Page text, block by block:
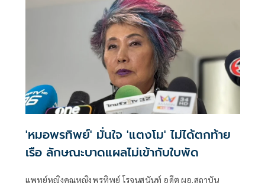
ยื่นตรงต่ออธิบดีกรมสอบสวนคดีพิเศษ (ดีเอสไอ)
'หมอพรทิพย์' มั่นใจ 'แตงโม' ไม่ได้ตกท้าย
เรือ ลักษณะบาดแผลไม่เข้ากับใบพัด
แพทย์หญิงคุณหญิงพรทิพย์ โรจนสุนันท์ อดีต ผอ.สถาบัน